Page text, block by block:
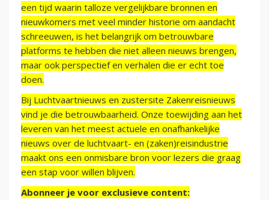
een tijd waarin talloze vergelijkbare bronnen en
nieuwkomers met veel minder historie om aandacht
schreeuwen, is het belangrijk om betrouwbare
platforms te hebben die niet alleen nieuws brengen,
maar ook perspectief en verhalen die er echt toe
doen.
Bij Luchtvaartnieuws en zustersite Zakenreisnieuws
vind je die betrouwbaarheid. Onze toewijding aan het
leveren van het meest actuele en onafhankelijke
nieuws over de luchtvaart- en (zaken)reisindustrie
maakt ons een onmisbare bron voor lezers die graag
een stap voor willen blijven.
Abonneer je voor exclusieve content: